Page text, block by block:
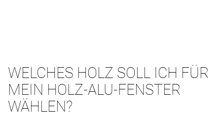
WELCHES HOLZ SOLL ICH FÜR
MEIN HOLZ-ALU-FENSTER
WÄHLEN?